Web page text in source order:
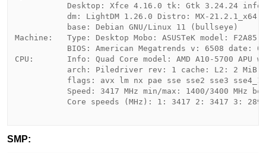
Desktop: Xfce 4.16.0 tk: Gtk 3.24.24
dm: LightDM 1.26.0 Distro: MX-21.2.1_x64
           base: Debian GNU/Linux 11 (bullseye)
Machine:   Type: Desktop Mobo: ASUSTeK model:
BIOS: American Megatrends v: 6508 date:
CPU:       Info: Quad Core model: AMD A10-5700 APU
           arch: Piledriver rev: 1 cache: L2: 2 MiB
flags: avx lm nx pae sse sse2 sse3
Speed: 3417 MHz min/max: 1400/3400 MHz
Core speeds (MHz): 1: 3417 2: 3417 3:
SMP: